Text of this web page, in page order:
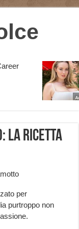
la ricetta
per
purtroppo non